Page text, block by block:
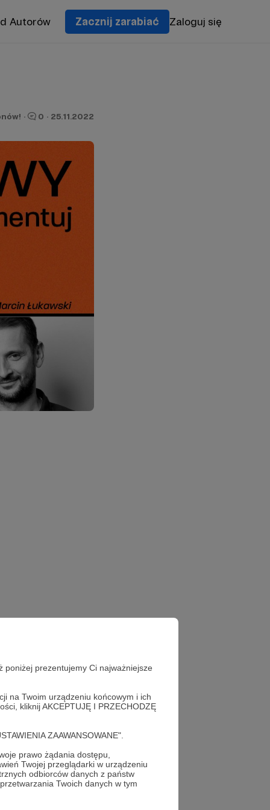
poniżej prezentujemy Ci najważniejsze
na Twoim urządzeniu końcowym i ich
kliknij AKCEPTUJĘ I PRZECHODZĘ
ZAAWANSOWANE".
prawo żądania dostępu,
Twojej przeglądarki w urządzeniu
odbiorców danych z państw
Twoich danych w tym
Autorów Zacznij zarabiać Zaloguj się
· 0 · 25.11.2022
profil autora